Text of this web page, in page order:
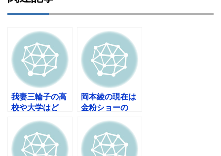
我妻三輪子の高
校や大学はど
子供について
も！
岡本綾の現在は
金粉ショーの
題に！